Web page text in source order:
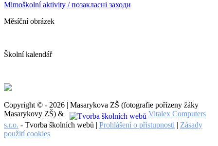
Mimoškolní aktivity / позакласні заходи
Měsíční obrázek
Školní kalendář
Copyright © - 2026 | Masarykova ZŠ (fotografie pořízeny žáky
Masarykovy ZŠ) &
Vitalex Computers
s.r.o. - Tvorba školních webů | Prohlášení o přístupnosti | Zásady
použití cookies